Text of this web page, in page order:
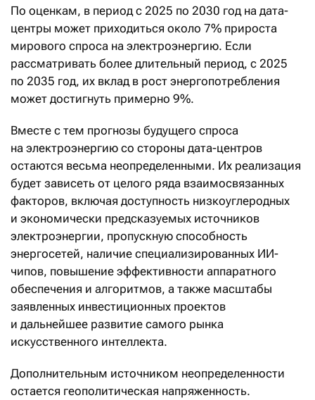
По оценкам, в период с 2025 по 2030 год на дата-
центры может приходиться около 7% прироста
мирового спроса на электроэнергию. Если
рассматривать более длительный период, с 2025
по 2035 год, их вклад в рост энергопотребления
может достигнуть примерно 9%.
Вместе с тем прогнозы будущего спроса
на электроэнергию со стороны дата-центров
остаются весьма неопределенными. Их реализация
будет зависеть от целого ряда взаимосвязанных
факторов, включая доступность низкоуглеродных
и экономически предсказуемых источников
электроэнергии, пропускную способность
энергосетей, наличие специализированных ИИ-
чипов, повышение эффективности аппаратного
обеспечения и алгоритмов, а также масштабы
заявленных инвестиционных проектов
и дальнейшее развитие самого рынка
искусственного интеллекта.
Дополнительным источником неопределенности
остается геополитическая напряженность.